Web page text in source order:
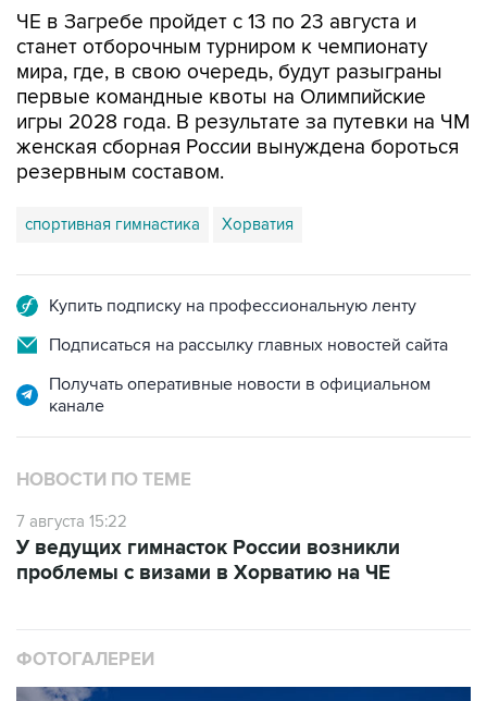
мира, где, в свою очередь, будут разыграны
первые командные квоты на Олимпийские
игры 2028 года. В результате за путевки на ЧМ
женская сборная России вынуждена бороться
резервным составом.
спортивная гимнастика Хорватия
Подписаться на рассылку главных новостей сайта
Получать оперативные новости в официальном
канале
НОВОСТИ ПО ТЕМЕ
7 августа 15:22
проблемы с визами в Хорватию на ЧЕ